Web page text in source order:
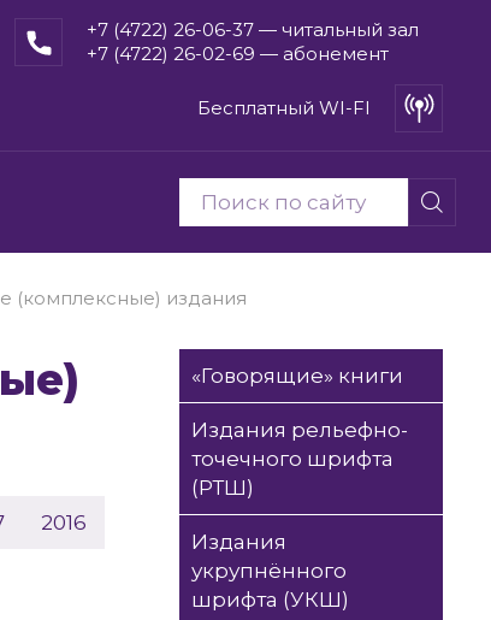
+7 (4722) 26-06-37 — читальный зал
+7 (4722) 26-02-69 — абонемент
Бесплатный WI-FI
(комплексные) издания
2016
«Говорящие» книги
Издания рельефно-
точечного шрифта
(РТШ)
Издания
укрупнённого
шрифта (УКШ)